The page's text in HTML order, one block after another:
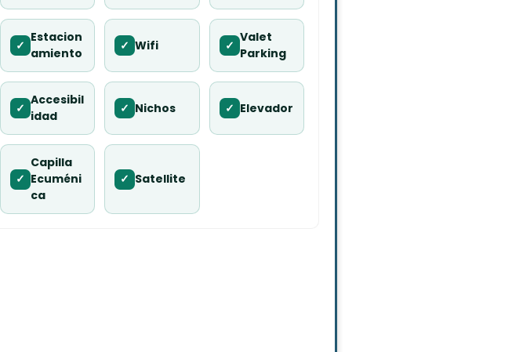
✓
Estacion
amiento
✓ Wifi ✓
Valet
Parking
✓
Accesibil
idad
✓ Nichos ✓ Elevador
✓
Capilla
Ecuméni
ca
✓ Satellite